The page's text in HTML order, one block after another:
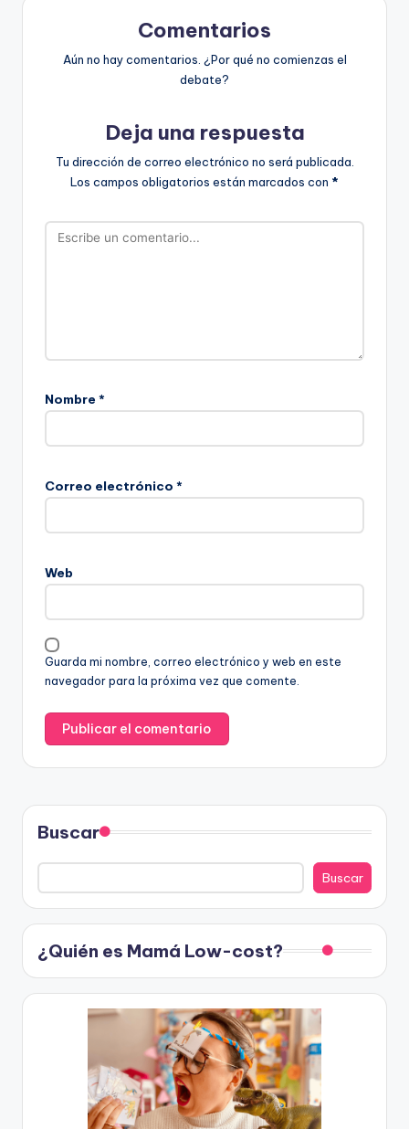
Comentarios
Aún no hay comentarios. ¿Por qué no comienzas el
debate?
Deja una respuesta
Tu dirección de correo electrónico no será publicada.
Los campos obligatorios están marcados con *
Nombre *
Correo electrónico *
Web
Guarda mi nombre, correo electrónico y web en este
navegador para la próxima vez que comente.
Buscar
Buscar
¿Quién es Mamá Low-cost?